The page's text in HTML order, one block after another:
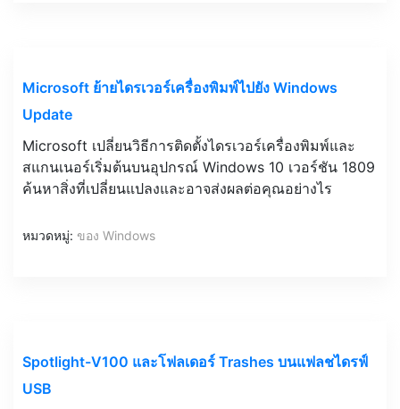
Microsoft ย้ายไดรเวอร์เครื่องพิมพ์ไปยัง Windows
Update
Microsoft เปลี่ยนวิธีการติดตั้งไดรเวอร์เครื่องพิมพ์และ
สแกนเนอร์เริ่มต้นบนอุปกรณ์ Windows 10 เวอร์ชัน 1809
ค้นหาสิ่งที่เปลี่ยนแปลงและอาจส่งผลต่อคุณอย่างไร
หมวดหมู่: ของ Windows
Spotlight-V100 และโฟลเดอร์ Trashes บนแฟลชไดรฟ์
USB